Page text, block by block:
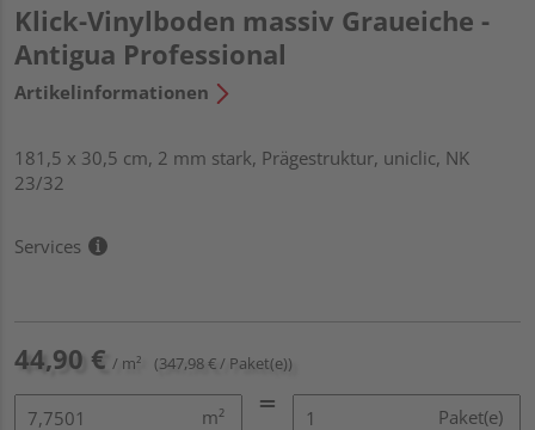
Klick-Vinylboden massiv Graueiche -
Antigua Professional
Artikelinformationen
181,5 x 30,5 cm, 2 mm stark, Prägestruktur, uniclic, NK
23/32
Services
44,90 € / m² (347,98 € / Paket(e))
m² Paket(e)